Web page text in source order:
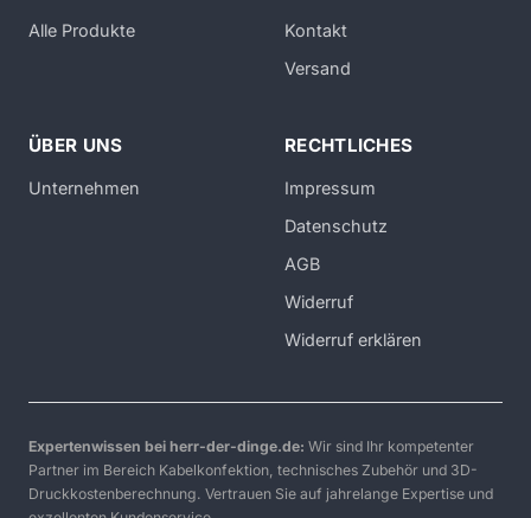
Alle Produkte
Kontakt
Versand
ÜBER UNS
Unternehmen
RECHTLICHES
Impressum
Datenschutz
AGB
Widerruf
Widerruf erklären
Expertenwissen bei herr-der-dinge.de: Wir sind Ihr kompetenter
Partner im Bereich Kabelkonfektion, technisches Zubehör und 3D-
Druckkostenberechnung. Vertrauen Sie auf jahrelange Expertise und